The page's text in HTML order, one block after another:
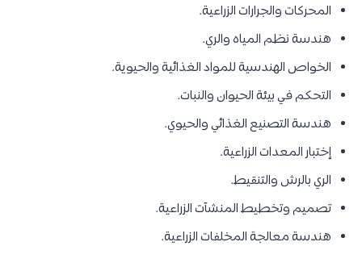
المحركات والجرارات الزراعية.
هندسة نظم المياه والري.
الخواص الهندسية للمواد الغذائية والحيوية.
التحكم في بيئة الحيوان والنبات.
هندسة التصنيع الغذائي والحيوي.
إختبار المعدات الزراعية.
الري بالرش والتنقيط.
تصميم وتخطيط المنشآت الزراعية.
هندسة معالجة المخلفات الزراعية.